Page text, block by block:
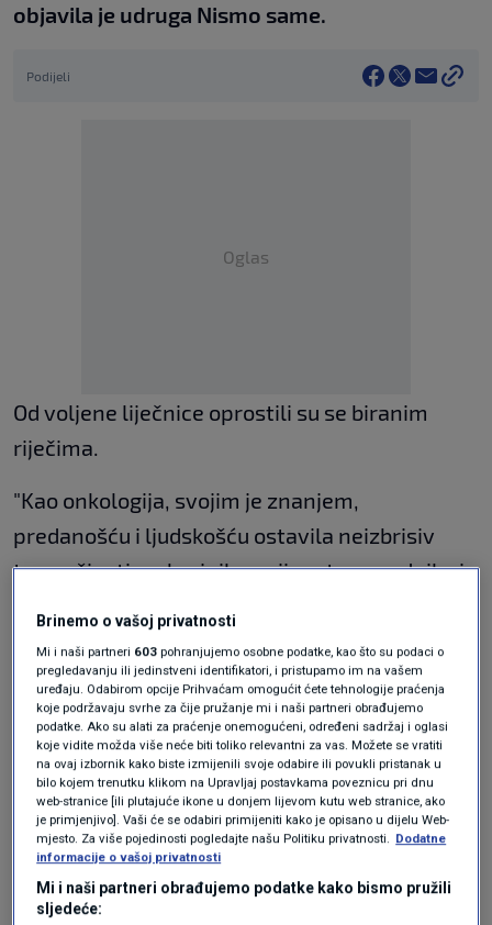
objavila je udruga Nismo same.
Podijeli
Oglas
Od voljene liječnice oprostili su se biranim
riječima.
"Kao onkologija, svojim je znanjem,
predanošću i ljudskošću ostavila neizbrisiv
trag u životima brojnih pacijenata, suradnika i
vjerovali, osoba koja je ulijevala nadu i pružala
podršku. Bila je uvijek vedra, slušala je
pacijente i na svako je pitanje odgovarala
stručno i usredotočeno", poručili su.
"Srce nam je slomljeno zbog ovog
nenadoknadivog gubitka. Obitelji, prijateljima i
svima koji su je voljeli izražavamo najiskreniju
sućut, posebno njezinom suprugu i djeci,
Brinemo o vašoj privatnosti
Mi i naši partneri 603 pohranjujemo osobne podatke, kao što su podaci o
pregledavanju ili jedinstveni identifikatori, i pristupamo im na vašem
uređaju. Odabirom opcije Prihvaćam omogućit ćete tehnologije praćenja
koje podržavaju svrhe za čije pružanje mi i naši partneri obrađujemo
podatke. Ako su alati za praćenje onemogućeni, određeni sadržaj i oglasi
koje vidite možda više neće biti toliko relevantni za vas. Možete se vratiti
na ovaj izbornik kako biste izmijenili svoje odabire ili povukli pristanak u
bilo kojem trenutku klikom na Upravljaj postavkama poveznicu pri dnu
web-stranice [ili plutajuće ikone u donjem lijevom kutu web stranice, ako
je primjenjivo]. Vaši će se odabiri primijeniti kako je opisano u dijelu Web-
mjesto. Za više pojedinosti pogledajte našu Politiku privatnosti. Dodatne
informacije o vašoj privatnosti
Mi i naši partneri obrađujemo podatke kako bismo pružili
sljedeće: